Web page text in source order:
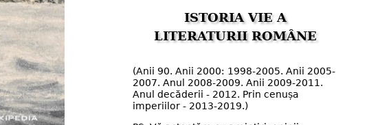
ISTORIA VIE A
LITERATURII ROMÂNE
(Anii 90. Anii 2000: 1998-2005. Anii 2005-
2007. Anul 2008-2009. Anii 2009-2011.
Anul decăderii - 2012. Prin cenușa
imperiilor - 2013-2019.)